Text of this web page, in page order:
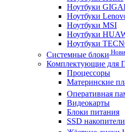
Ноутбуки
Ноутбуки
Ноутбуки MSI
Ноутбуки
Ноутбуки
Системные блоки
Комплектующие для
Процессоры
Материнские
Оперативная
Видеокарты
Блоки питания
SSD накопители